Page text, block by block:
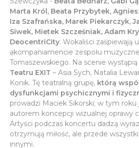
Marta Król, Beata Przybytek,
Iza Szafrańska, Marek Piekarczyk,
Siwek, Mietek Szcześniak, Adam
DeocentriCity. Wokaliści zaśpiewają
akompaniamencie zespołu
Tomaszewskiego. Na scenie
Teatru EXIT – Asia Sych, Natalia
Konik. Tę teatralną grupę, którą
dysfunkcjami psychicznymi i
prowadzi Maciek Sikorski; w tym
autorem koncepcji wizualnej oprawy
Artyści podczas koncertu dadzą
otrzymują miłość, ale przede
innymi.